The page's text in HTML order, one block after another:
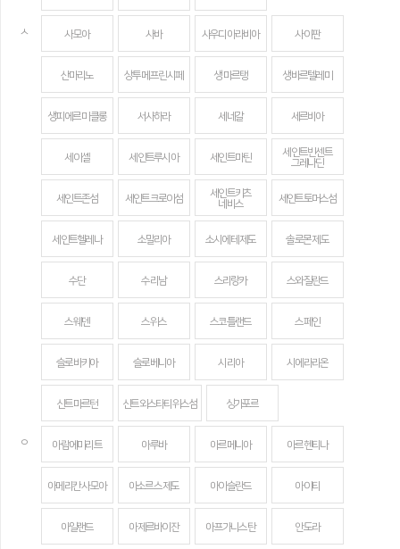
ㅅ 사모아 사바 사우디아라비아 사이판
산마리노 상투메 프린시페 생 마르탱 생바르텔레미
생피에르 미클롱 서사하라 세네갈 세르비아
세이셸 세인트루시아 세인트마틴
세인트빈센트
그레나딘
세인트존섬 세인트크로이섬
세인트키츠
네비스
세인트토머스섬
세인트헬레나 소말리아 소시에테 제도 솔로몬 제도
수단 수리남 스리랑카 스와질란드
스웨덴 스위스 스코틀랜드 스페인
슬로바키아 슬로베니아 시리아 시에라리온
신트마르턴 신트외스타티위스섬 싱가포르
ㅇ 아랍에미리트 아루바 아르메니아 아르헨티나
아메리칸 사모아 아소르스 제도 아이슬란드 아이티
아일랜드 아제르바이잔 아프가니스탄 안도라